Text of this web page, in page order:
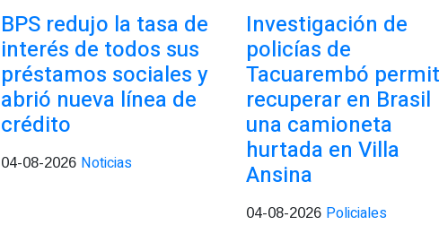
BPS redujo la tasa de
interés de todos sus
préstamos sociales y
abrió nueva línea de
crédito
04-08-2026 Noticias
Investigación de
policías de
Tacuarembó
recuperar en Brasil
una camioneta
hurtada en Villa
Ansina
04-08-2026 Policiales